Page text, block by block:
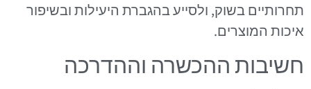
תחרותיים בשוק, ולסייע בהגברת היעילות ובשיפור
איכות המוצרים.
חשיבות ההכשרה וההדרכה